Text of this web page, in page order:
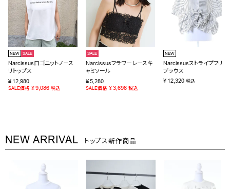
NEW SALE
Narcissusロゴニットノース
リトップス
¥ 12,980
SALE価格 ¥9,086 税込
SALE
Narcissusフラワーレースキ
ャミソール
¥5,280
SALE価格 ¥3,696 税込
NEW
Narcissusストライプフリル
ブラウス
¥ 12,320 税込
NEW ARRIVAL トップス新作商品